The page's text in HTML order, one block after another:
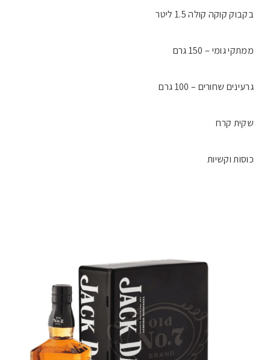
בקבוק קוקה קולה 1.5 ליטר
ממתקי גומי – 150 גרם
גרעינים שחורים – 100 גרם
שקית קרח
כוסות וקשיות